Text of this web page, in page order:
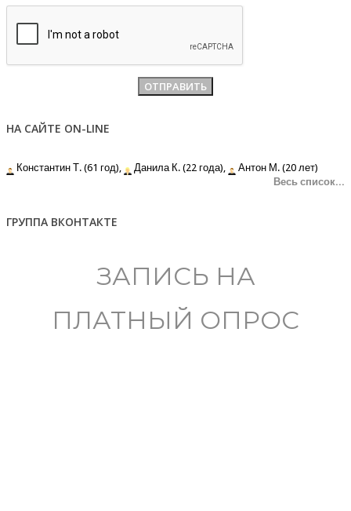
НА САЙТЕ ON-LINE
Константин Т. (61 год), Данила К. (22 года),
Антон М. (20 лет)
Весь список...
ГРУППА ВКОНТАКТЕ
ЗАПИСЬ НА
ПЛАТНЫЙ ОПРОС